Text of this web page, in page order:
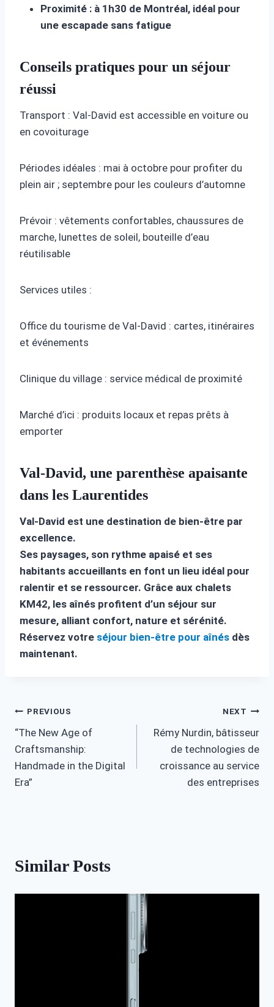
Proximité : à 1h30 de Montréal, idéal pour
une escapade sans fatigue
Conseils pratiques pour un séjour
réussi
Transport : Val-David est accessible en voiture ou
en covoiturage
Périodes idéales : mai à octobre pour profiter du
plein air ; septembre pour les couleurs d’automne
Prévoir : vêtements confortables, chaussures de
marche, lunettes de soleil, bouteille d’eau
réutilisable
Services utiles :
Office du tourisme de Val-David : cartes, itinéraires
et événements
Clinique du village : service médical de proximité
Marché d’ici : produits locaux et repas prêts à
emporter
Val-David, une parenthèse apaisante
dans les Laurentides
Val-David est une destination de bien-être par
excellence.
Ses paysages, son rythme apaisé et ses
habitants accueillants en font un lieu idéal pour
ralentir et se ressourcer. Grâce aux chalets
KM42, les aînés profitent d’un séjour sur
mesure, alliant confort, nature et sérénité.
Réservez votre séjour bien-être pour aînés dès
maintenant.
Post
navigation
PREVIOUS
“The New Age of
Craftsmanship:
Handmade in the Digital
Era”
NEXT
Rémy Nurdin, bâtisseur
de technologies de
croissance au service
des entreprises
Similar Posts